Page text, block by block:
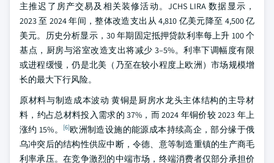
主推迟了房产交易及相关装修活动。JCHS LIRA 数据显示，
2023 至 2024 年间，整体改造支出从 4,810 亿美元降至 4,500 亿
美元。历史分析显示，30 年期固定抵押贷款利率每上升 100 个
基点，厨房与浴室改造支出将减少 3–5%。利率下调幅度有限
或进程缓慢，仍是北美（乃至在较小程度上欧洲）市场规模增
长的最大下行风险。
原材料与制造成本波动 黄铜是厨房水龙头主体结构的主导材
料，约占总材料投入需求的 37%，而 2024 年铜价较 2023 年上
涨约 15%。
[6]欧洲制造设施的能源成本持续高企，部分缘于俄
乌冲突后的结构性供应中断，令德、意等制造重镇的生产商毛
利率承压。在竞争激烈的中端市场，终端消费者仅部分承担价